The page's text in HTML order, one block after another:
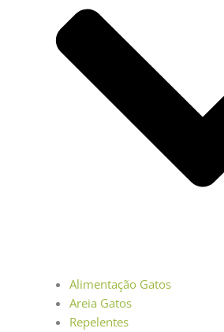
Alimentação Gatos
Areia Gatos
Repelentes